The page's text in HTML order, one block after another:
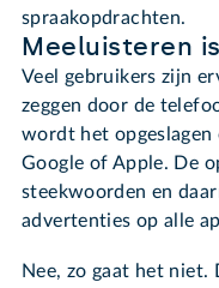
spraakopdrachten.
Meeluisteren
Veel gebruikers zijn
zeggen door de
wordt het opgeslagen
Google of Apple. De
steekwoorden en
advertenties op alle
Nee, zo gaat het